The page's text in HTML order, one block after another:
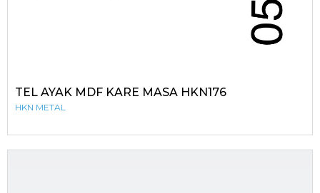
TEL AYAK MDF KARE MASA HKN176
HKN METAL